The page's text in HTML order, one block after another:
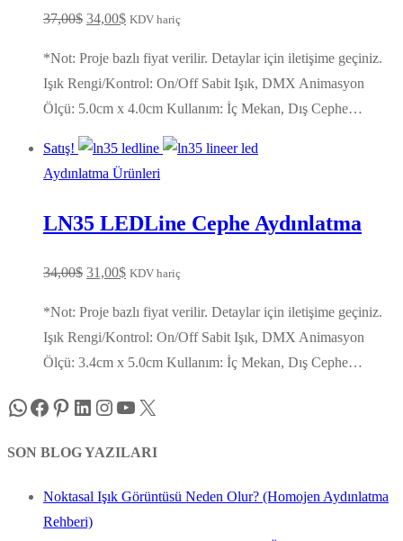
37,00$ Orijinal
37,00$.
34,00$Şu
fiyat:
34,00$.
KDV hariç
*Not: Proje bazlı fiyat verilir. Detaylar için iletişime geçiniz.
Işık Rengi/Kontrol: On/Off Sabit Işık, DMX Animasyon
Ölçü: 5.0cm x 4.0cm Kullanım: İç Mekan, Dış Cephe…
Satış!
Aydınlatma Ürünleri
LN35 LEDLine Cephe Aydınlatma
34,00$ Orijinal
34,00$.
31,00$Şu
fiyat:
31,00$.
KDV hariç
*Not: Proje bazlı fiyat verilir. Detaylar için iletişime geçiniz.
Işık Rengi/Kontrol: On/Off Sabit Işık, DMX Animasyon
Ölçü: 3.4cm x 5.0cm Kullanım: İç Mekan, Dış Cephe…
WhatsApp
Facebook
Pinterest
LinkedIn
Instagram
YouTube
X
SON BLOG YAZILARI
Noktasal Işık Görüntüsü Neden Olur? (Homojen Aydınlatma
Rehberi)